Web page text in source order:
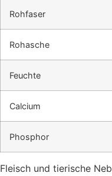
Rohfaser
Rohasche
Feuchte
Calcium
Phosphor
Fleisch und tierische